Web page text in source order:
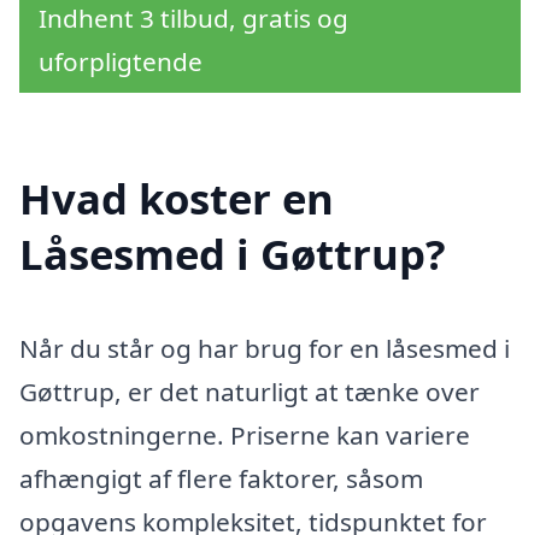
Indhent 3 tilbud, gratis og
uforpligtende
Hvad koster en
Låsesmed i Gøttrup?
Når du står og har brug for en låsesmed i
Gøttrup, er det naturligt at tænke over
omkostningerne. Priserne kan variere
afhængigt af flere faktorer, såsom
opgavens kompleksitet, tidspunktet for